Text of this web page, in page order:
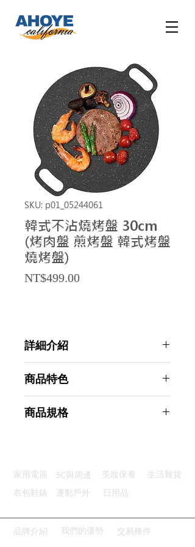
SKU: p01_05244061
韓式不沾燒烤盤 30cm
(烤肉盤 煎烤盤 韓式烤盤
燒烤盤)
NT$499.00Price
詳細介紹
商品特色
均勻加熱：平底設計食物平均受熱
商品規格
主要材質：不粘鑄鐵
商品尺寸：37*30*1cm
產地名稱：中國大陸
代理商：亞桓有限公司
家用電器 3C與周邊 美妝保養
生活雜貨
衣包鞋錶
運動戶外 日用品
品牌介紹 我們的優勢 交易條件